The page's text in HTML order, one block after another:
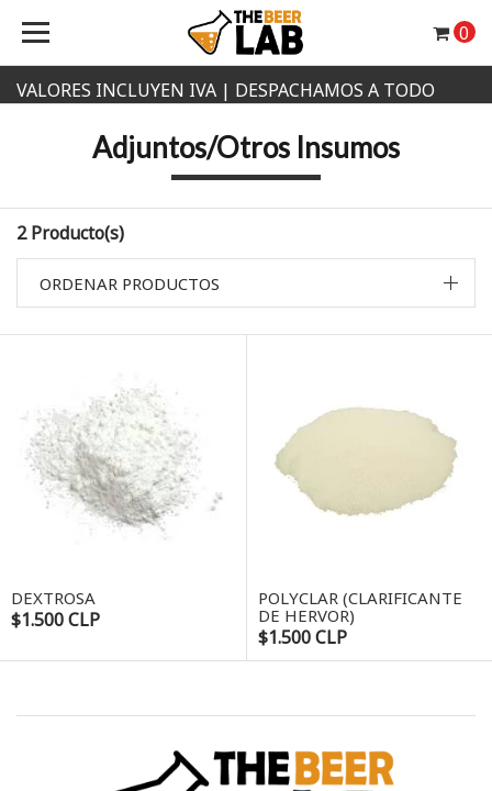
VALORES INCLUYEN IVA | DESPACHAMOS A TODO
0
Adjuntos/Otros Insumos
2 Producto(s)
ORDENAR PRODUCTOS
DEXTROSA
$1.500 CLP
POLYCLAR (CLARIFICANTE
DE HERVOR)
$1.500 CLP